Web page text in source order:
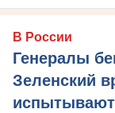
В России
Генералы
Зеленский